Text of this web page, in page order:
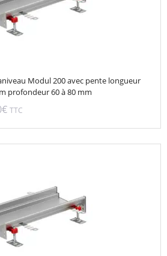
Modul 200 avec pente longueur
profondeur 60 à 80 mm
€ TTC